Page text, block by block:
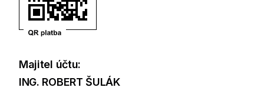
Majitel účtu:
ING. ROBERT ŠULÁK